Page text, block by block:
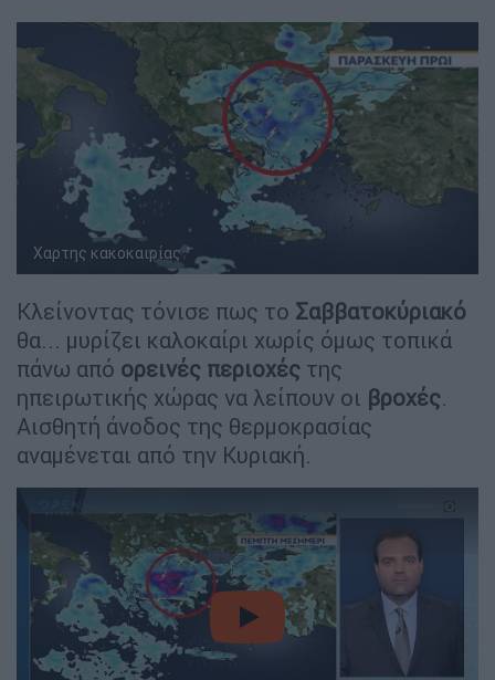
Χαρτης κακοκαιρίας
Κλείνοντας τόνισε πως το Σαββατοκύριακό
θα... μυρίζει καλοκαίρι χωρίς όμως τοπικά
πάνω από ορεινές περιοχές της
ηπειρωτικής χώρας να λείπουν οι βροχές.
Αισθητή άνοδος της θερμοκρασίας
αναμένεται από την Κυριακή.
video